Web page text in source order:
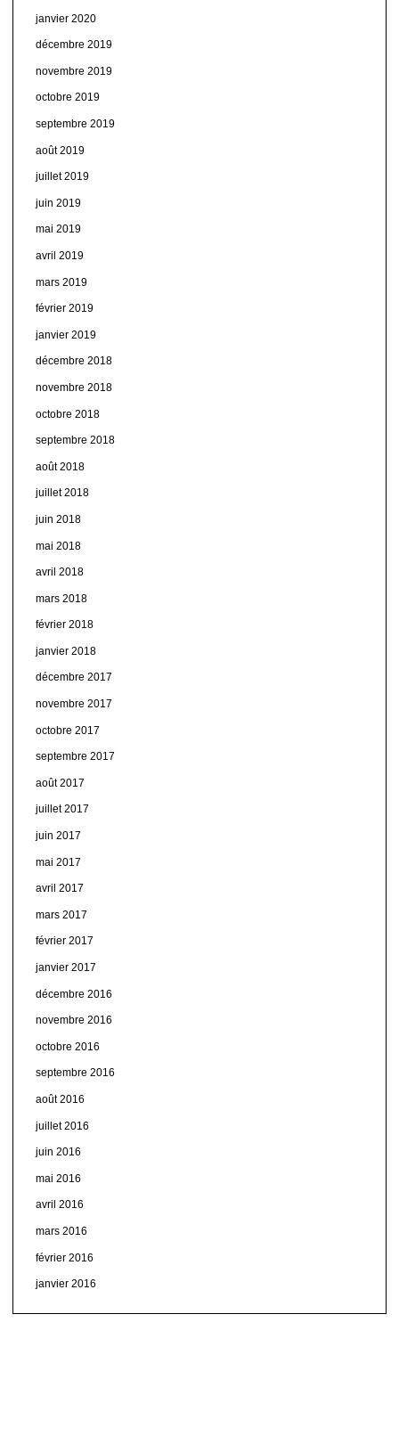
janvier 2020
décembre 2019
novembre 2019
octobre 2019
septembre 2019
août 2019
juillet 2019
juin 2019
mai 2019
avril 2019
mars 2019
février 2019
janvier 2019
décembre 2018
novembre 2018
octobre 2018
septembre 2018
août 2018
juillet 2018
juin 2018
mai 2018
avril 2018
mars 2018
février 2018
janvier 2018
décembre 2017
novembre 2017
octobre 2017
septembre 2017
août 2017
juillet 2017
juin 2017
mai 2017
avril 2017
mars 2017
février 2017
janvier 2017
décembre 2016
novembre 2016
octobre 2016
septembre 2016
août 2016
juillet 2016
juin 2016
mai 2016
avril 2016
mars 2016
février 2016
janvier 2016